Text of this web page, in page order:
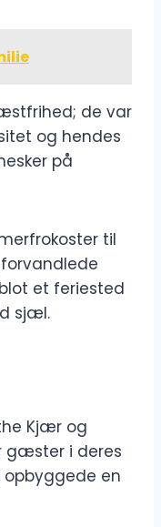
de var
og hendes
på
til
et feriested
sjæl.
Kjær og
gæster i deres
en